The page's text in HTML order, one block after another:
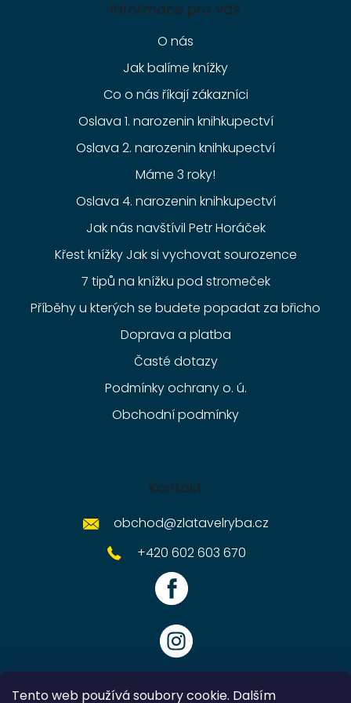
Tento web používá soubory cookie. Dalším
Informace pro vás
O nás
Jak balíme knížky
Co o nás říkají zákazníci
Oslava 1. narozenin knihkupectví
Oslava 2. narozenin knihkupectví
Máme 3 roky!
Oslava 4. narozenin knihkupectví
Jak nás navštívil Petr Horáček
Křest knížky Jak si vychovat sourozence
7 tipů na knížku pod stromeček
Příběhy u kterých se budete popadat za břicho
Doprava a platba
Časté dotazy
Podmínky ochrany o. ú.
Obchodní podmínky
Kontakt
obchod@zlatavelryba.cz
+420 602 603 670